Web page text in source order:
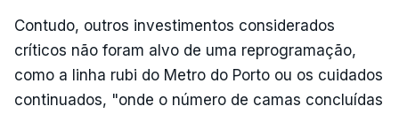
Contudo, outros investimentos considerados
críticos não foram alvo de uma reprogramação,
como a linha rubi do Metro do Porto ou os cuidados
continuados, "onde o número de camas concluídas